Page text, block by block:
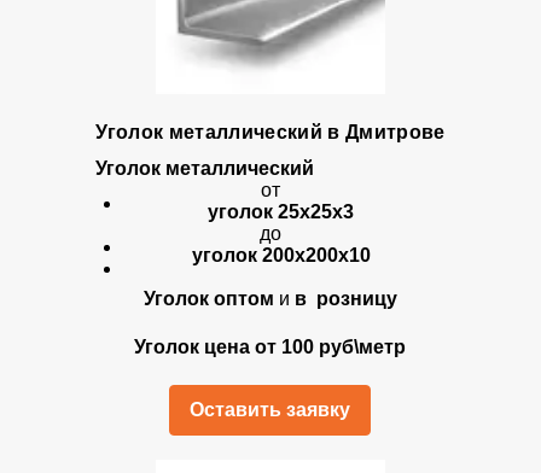
Уголок металлический в Дмитрове
Уголок металлический
от
уголок 25х25х3
до
уголок 200х200х10
Уголок оптом и в розницу
Уголок цена от 100 руб\метр
Оставить заявку